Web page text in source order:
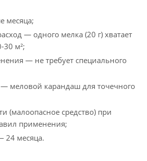
месяца;
— одного мелка (20 г) хватает
30 м²;
— не требует специального
меловой карандаш для точечного
(малоопасное средство) при
применения;
24 месяца.